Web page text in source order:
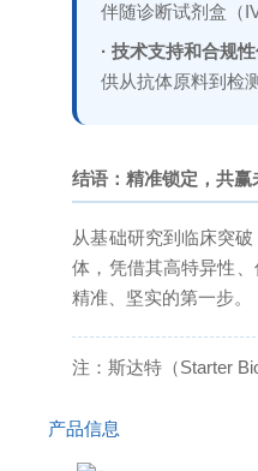
伴随诊断试剂盒（
· 技术支持和合规
供从抗体原料到检
结语：精准锁定，共赢
从基础研究到临床突
体，凭借其高特异性
精准、坚实的第一步。
注：斯达特（Starter
产品信息